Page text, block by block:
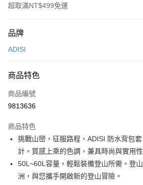
超取滿NT$499免運
信用卡一次付款
LINE Pay
Apple Pay
悠遊付
Google Pay
全盈+PAY
品牌
ADISI
商品特色
商品編號
9813636
商品特色
挑戰山巒，征服路程，ADISI 防水背包
計。質感上乘的色調，兼具時尚與實用性
50L~60L容量，輕鬆裝備登山所需。登
洲，與您攜手開啟新的登山冒險。